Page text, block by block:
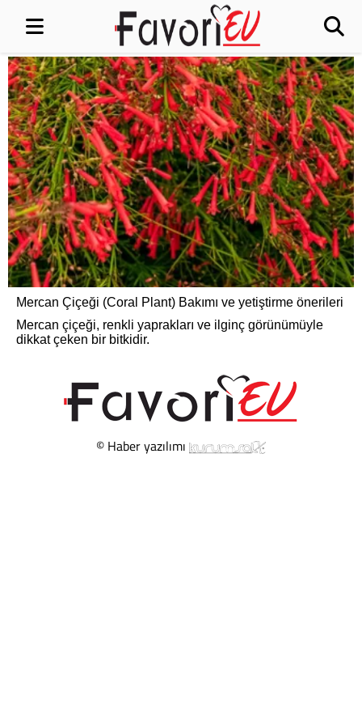
Mercan Çiçeği (Coral Plant) Bakımı ve yetiştirme önerileri
Mercan çiçeği, renkli yaprakları ve ilginç görünümüyle
dikkat çeken bir bitkidir.
© Haber yazılımı